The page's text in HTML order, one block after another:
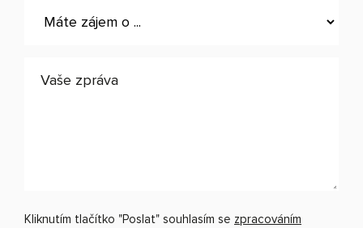
Kliknutím tlačítko "Poslat" souhlasím se zpracováním